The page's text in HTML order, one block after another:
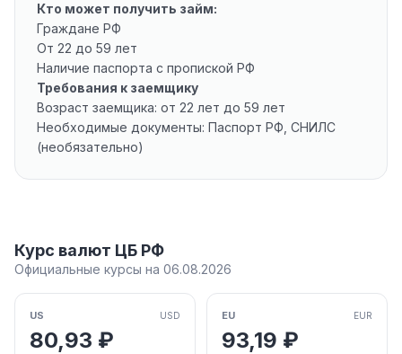
Кто может получить займ:
Граждане РФ
От 22 до 59 лет
Наличие паспорта с пропиской РФ
Требования к заемщику
Возраст заемщика: от 22 лет до 59 лет
Необходимые документы: Паспорт РФ, СНИЛС
(необязательно)
Курс валют ЦБ РФ
Официальные курсы на 06.08.2026
US USD
80,93 ₽
EU EUR
93,19 ₽